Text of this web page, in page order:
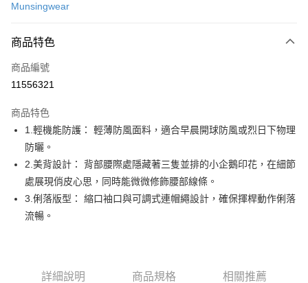
LINE Pay
Apple Pay
悠遊付
AFTEE先享後付
相關說明
【關於「AFTEE先享後付」】
AFTEE先享後付是「在收到商品之後才付款」的支付方式。 讓您購物簡單
便利好安心！
１．簡單：不需註冊會員、不需綁卡、不需儲值。
１．於結帳方式選擇「AFTEE先享後付」後，將跳轉至「AFTEE先享後付」
ATM付款
運送方式
Munsingwear
商品特色
商品編號
11556321
商品特色
1.輕機能防護： 輕薄防風面料，適合早晨開球防風或烈日下物理
防曬。
2.美背設計： 背部腰際處隱藏著三隻並排的小企鵝印花，在細節
處展現俏皮心思，同時能微微修飾腰部線條。
3.俐落版型： 縮口袖口與可調式連帽繩設計，確保揮桿動作俐落
流暢。
詳細說明 商品規格 相關推薦